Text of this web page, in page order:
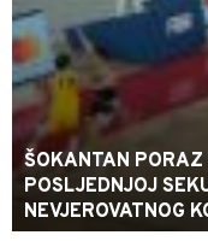
ŠOKANTAN PORAZ
POSLJEDNJOJ
NEVJEROVATNOG